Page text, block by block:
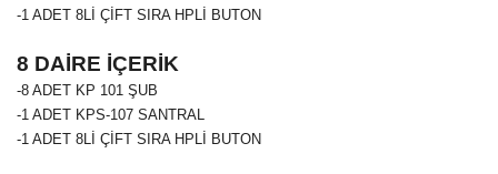
-1 ADET 8Lİ ÇİFT SIRA HPLİ BUTON
8 DAİRE İÇERİK
-8 ADET KP 101 ŞUB
-1 ADET KPS-107 SANTRAL
-1 ADET 8Lİ ÇİFT SIRA HPLİ BUTON